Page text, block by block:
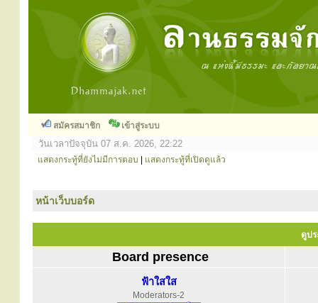
สมัครสมาชิก เข้าสู่ระบบ
วันเวลาปัจจุบัน 07 ส.ค. 2026, 22:22
แสดงกระทู้ที่ยังไม่มีการตอบ แสดงกระทู้ที่เปิดดูแล้ว
หน้าเว็บบอร์ด
ดูปร
Board presence
ฟ้าใสใส
Moderators-2